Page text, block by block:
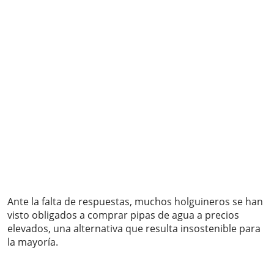
Ante la falta de respuestas, muchos holguineros se han
visto obligados a comprar pipas de agua a precios
elevados, una alternativa que resulta insostenible para
la mayoría.